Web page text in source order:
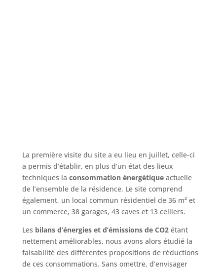
La première visite du site a eu lieu en juillet, celle-ci
a permis d’établir, en plus d’un état des lieux
techniques la consommation énergétiqueactuelle
de l’ensemble de la résidence. Le site comprend
également, un local commun résidentiel de 36 m² et
un commerce, 38 garages, 43 caves et 13 celliers.
Les bilans d’énergies et d’émissions de CO2étant
nettement améliorables, nous avons alors étudié la
faisabilité des différentes propositions de réductions
de ces consommations. Sans omettre, d’envisager